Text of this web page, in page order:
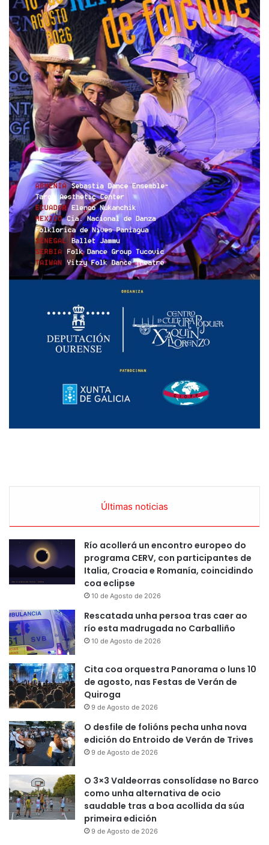
Últimas noticias
Río acollerá un encontro europeo do
programa CERV, con participantes de
Italia, Croacia e Romanía, coincidindo
coa eclipse
10 de Agosto de 2026
Rescatada unha persoa tras caer ao
río esta madrugada no Carballiño
10 de Agosto de 2026
Cita coa orquestra Panorama o luns 10
de agosto, nas Festas de Verán de
Quiroga
9 de Agosto de 2026
O desfile de folións pecha unha nova
edición do Entroido de Verán de Trives
9 de Agosto de 2026
O 3×3 Valdeorras consolídase no Barco
como unha alternativa de ocio
saudable tras a boa acollida da súa
primeira edición
9 de Agosto de 2026